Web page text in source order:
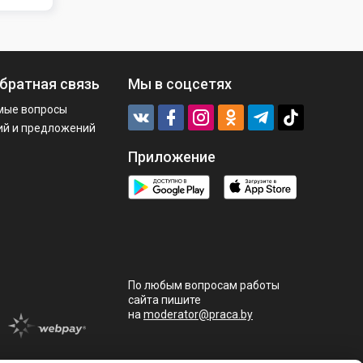
связь
вопросы
и предложений
Мы в соцсетях
Приложение
По любым вопросам работы
сайта пишите
на moderator@praca.by